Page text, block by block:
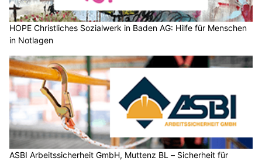
HOPE Christliches Sozialwerk in Baden AG: Hilfe für Menschen
in Notlagen
ASBI Arbeitssicherheit GmbH, Muttenz BL – Sicherheit für